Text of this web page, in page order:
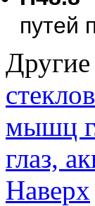
путей
Другие
мышц
глаз,
Наверх